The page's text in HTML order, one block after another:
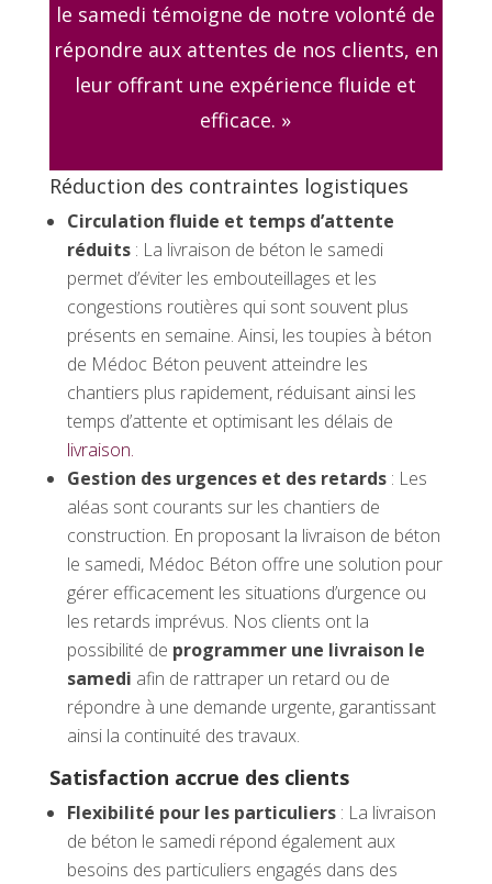
le samedi témoigne de notre volonté de
répondre aux attentes de nos clients, en
leur offrant une expérience fluide et
efficace. »
Réduction des contraintes logistiques
Circulation fluide et temps d’attente
réduits: La livraison de béton le samedi
permet d’éviter les embouteillages et les
congestions routières qui sont souvent plus
présents en semaine. Ainsi, les toupies à béton
de Médoc Béton peuvent atteindre les
chantiers plus rapidement, réduisant ainsi les
temps d’attente et optimisant les délais de
livraison.
Gestion des urgences et des retards: Les
aléas sont courants sur les chantiers de
construction. En proposant la livraison de béton
le samedi, Médoc Béton offre une solution pour
gérer efficacement les situations d’urgence ou
les retards imprévus. Nos clients ont la
possibilité de programmer une livraison le
samedi afin de rattraper un retard ou de
répondre à une demande urgente, garantissant
ainsi la continuité des travaux.
Satisfaction accrue des clients
Flexibilité pour les particuliers: La livraison
de béton le samedi répond également aux
besoins des particuliers engagés dans des